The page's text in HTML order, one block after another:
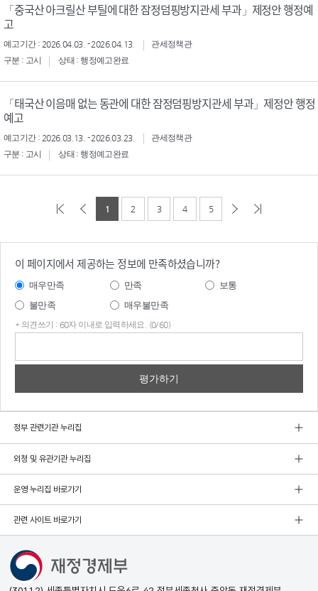
「중국산 아크릴산 부틸에 대한 잠정덤핑방지관세 부과」제정안 행정예
고
예고기간 : 2026.04.03. - 2026.04.13.
관세정책관
구분 : 고시
상태 : 행정예고완료
「태국산 이음매 없는 동관에 대한 잠정덤핑방지관세 부과」제정안 행정
예고
예고기간 : 2026.03.13. - 2026.03.23.
관세정책관
구분 : 고시
상태 : 행정예고완료
1 2 3 4 5
이 페이지에서 제공하는 정보에 만족하셨습니까?
매우만족 만족
보통
불만족
매우불만족
* 의견쓰기 : 60자 이내로 입력하세요. (0/60)
정부 관련기관 누리집
외청 및 유관기관 누리집
운영 누리집 바로가기
관련 사이트 바로가기